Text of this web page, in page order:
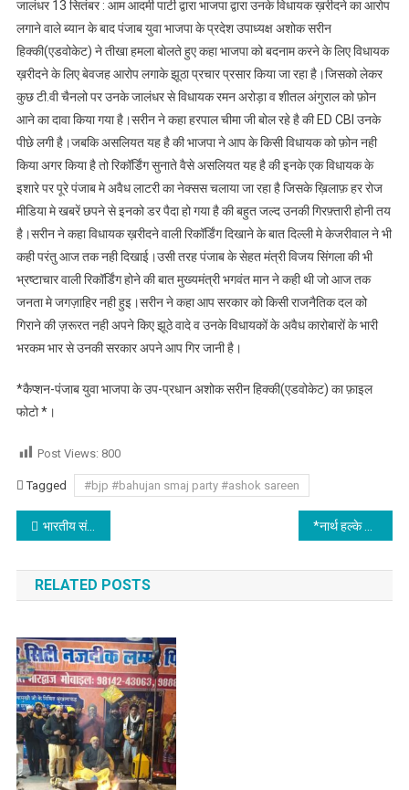
जालंधर 13 सितंबर : आम आदमी पार्टी द्वारा भाजपा द्वारा उनके विधायक ख़रीदने का आरोप
लगाने वाले ब्यान के बाद पंजाब युवा भाजपा के प्रदेश उपाध्यक्ष अशोक सरीन
हिक्की(एडवोकेट) ने तीखा हमला बोलते हुए कहा भाजपा को बदनाम करने के लिए विधायक
ख़रीदने के लिए बेवजह आरोप लगाके झूठा प्रचार प्रसार किया जा रहा है।जिसको लेकर
कुछ टी.वी चैनलो पर उनके जालंधर से विधायक रमन अरोड़ा व शीतल अंगुराल को फ़ोन
आने का दावा किया गया है।सरीन ने कहा हरपाल चीमा जी बोल रहे है की ED CBI उनके
पीछे लगी है।जबकि असलियत यह है की भाजपा ने आप के किसी विधायक को फ़ोन नही
किया अगर किया है तो रिकॉर्डिंग सुनाते वैसे असलियत यह है की इनके एक विधायक के
इशारे पर पूरे पंजाब मे अवैध लाटरी का नेक्सस चलाया जा रहा है जिसके ख़िलाफ़ हर रोज
मीडिया मे खबरें छपने से इनको डर पैदा हो गया है की बहुत जल्द उनकी गिरफ़्तारी होनी तय
है।सरीन ने कहा विधायक ख़रीदने वाली रिकॉर्डिंग दिखाने के बात दिल्ली मे केजरीवाल ने भी
कही परंतु आज तक नही दिखाई।उसी तरह पंजाब के सेहत मंत्री विजय सिंगला की भी
भ्रष्टाचार वाली रिकॉर्डिंग होने की बात मुख्यमंत्री भगवंत मान ने कही थी जो आज तक
जनता मे जगज़ाहिर नही हुइ।सरीन ने कहा आप सरकार को किसी राजनैतिक दल को
गिराने की ज़रूरत नही अपने किए झूठे वादे व उनके विधायकों के अवैध कारोबारों के भारी
भरकम भार से उनकी सरकार अपने आप गिर जानी है।
*कैप्शन-पंजाब युवा भाजपा के उप-प्रधान अशोक सरीन हिक्की(एडवोकेट) का फ़ाइल
फोटो *।
Post Views: 800
Tagged #bjp #bahujan smaj party #ashok sareen
Post navigation
भारतीय संविधान के प्रति निष्ठाहीन की भावना रखने वालों पर किया जाए देशद्रोह का मामला दर्ज
RELATED POSTS